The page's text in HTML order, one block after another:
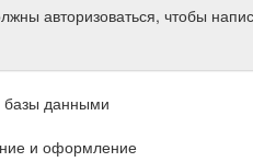
авторизоваться, чтобы
базы данными
и оформление